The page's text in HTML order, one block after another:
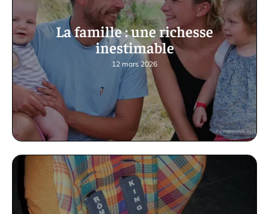
La famille : une richesse
inestimable
12 mars 2026